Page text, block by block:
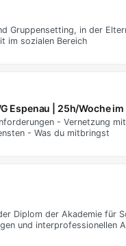
Gruppensetting, in der
im sozialen Bereich
Espenau | 25h/Woche
- Vernetzung
- Was du mitbringst
Diplom der Akademie
und interprofessionellen